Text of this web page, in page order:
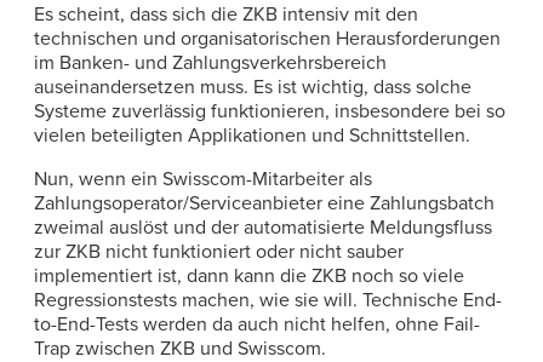
Es scheint, dass sich die ZKB intensiv mit den
technischen und organisatorischen Herausforderungen
im Banken- und Zahlungsverkehrsbereich
auseinandersetzen muss. Es ist wichtig, dass solche
Systeme zuverlässig funktionieren, insbesondere bei so
vielen beteiligten Applikationen und Schnittstellen.
Nun, wenn ein Swisscom-Mitarbeiter als
Zahlungsoperator/Serviceanbieter eine Zahlungsbatch
zweimal auslöst und der automatisierte Meldungsfluss
zur ZKB nicht funktioniert oder nicht sauber
implementiert ist, dann kann die ZKB noch so viele
Regressionstests machen, wie sie will. Technische End-
to-End-Tests werden da auch nicht helfen, ohne Fail-
Trap zwischen ZKB und Swisscom.